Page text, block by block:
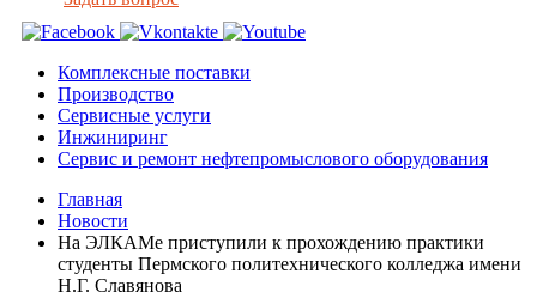
Комплексные поставки
Производство
Сервисные услуги
Инжиниринг
Сервис и ремонт нефтепромыслового оборудования
Главная
Новости
На ЭЛКАМе приступили к прохождению практики
студенты Пермского политехнического колледжа имени
Н.Г. Славянова